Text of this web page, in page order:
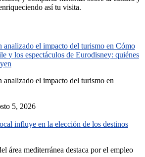
así tu visita.
analizado el impacto del turismo en Cómo
y los espectáculos de Eurodisney: quiénes
analizado el impacto del turismo en
5, 2026
influye en la elección de los destinos
área mediterránea destaca por el empleo